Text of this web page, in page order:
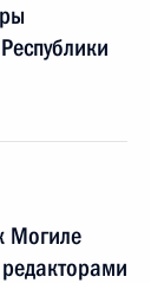
Могиле
редакторами